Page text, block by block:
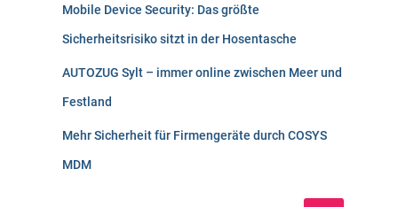
Mobile Device Security: Das größte
Sicherheitsrisiko sitzt in der Hosentasche
AUTOZUG Sylt – immer online zwischen Meer und
Festland
Mehr Sicherheit für Firmengeräte durch COSYS
MDM